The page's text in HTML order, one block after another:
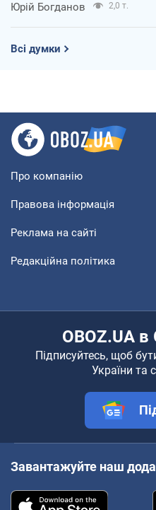
Юрій Богданов 2,0 т.
Всі думки
Про компанію
Правова інформація
Реклама на сайті
Редакційна політика
OBOZ.UA
Підписуйтесь, щоб
України та
Завантажуйте наш